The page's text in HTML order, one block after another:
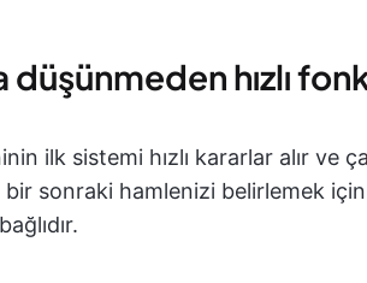
düşünmeden hızlı
ilk sistemi hızlı kararlar alır ve
sonraki hamlenizi belirlemek